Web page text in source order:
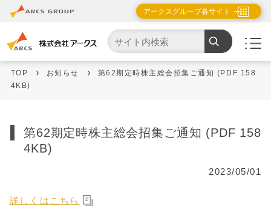
アークスグループ各サイト
TOP お知らせ
第62期定時株主総会招集ご通知 (PDF 158
4KB)
第62期定時株主総会招集ご通知 (PDF 158
4KB)
2023/05/01
詳しくはこちら